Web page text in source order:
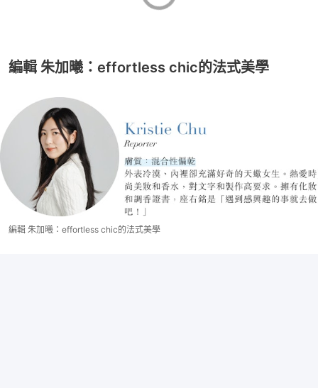
編輯 朱加曦：effortless chic的法式美學
編輯 朱加曦：effortless chic的法式美學